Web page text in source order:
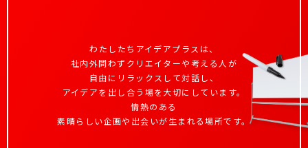
わたしたちアイデアプラスは、
社内外問わずクリエイターや考える人が
自由にリラックスして対話し、
アイデアを出し合う場を大切にしています。
情熱のある
素晴らしい企画や出会いが生まれる場所です。